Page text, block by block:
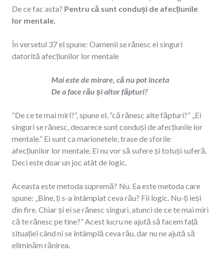
De ce fac asta? Pentru că sunt conduși de afecțiunile
lor mentale.
În versetul 37 el spune: Oamenii se rănesc ei singuri
datorită afecțiunilor lor mentale
Mai este de mirare, că nu pot înceta
De a face rău și altor făpturi?
“De ce te mai miri?”, spune el, “că rănesc alte făpturi?” „Ei
singuri se rănesc, deoarece sunt conduși de afecțiunile lor
mentale.” Ei sunt ca marionetele, trase de sforile
afecțiunilor lor mentale. Ei nu vor să sufere și totuși suferă.
Deci este doar un joc atât de logic.
Aceasta este metoda supremă? Nu. Ea este metoda care
spune: „Bine, ți s-a întâmplat ceva rău? Fii logic. Nu-ți ieși
din fire. Chiar și ei se rănesc singuri, atunci de ce te mai miri
că te rănesc pe tine?” Acest lucru ne ajută să facem față
situației când ni se întâmplă ceva rău, dar nu ne ajută să
eliminăm rănirea.